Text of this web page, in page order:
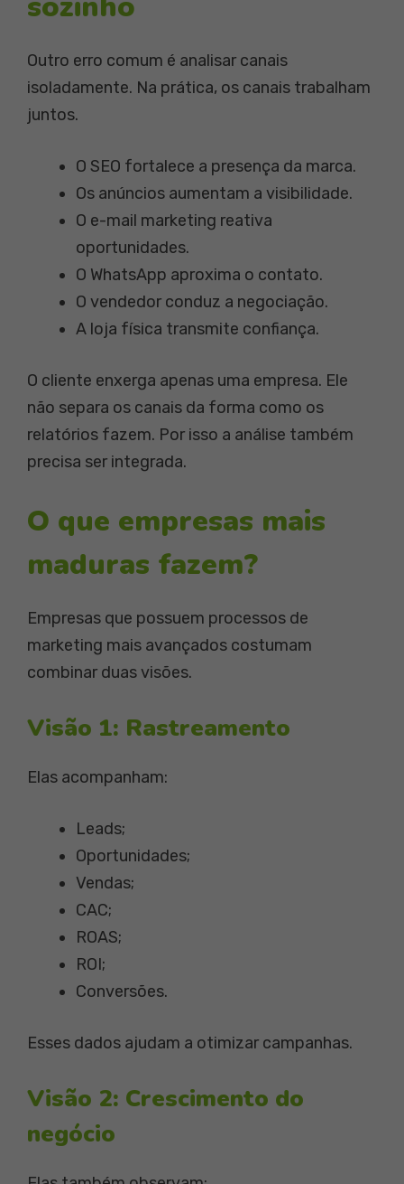
Outro erro comum é analisar canais
isoladamente. Na prática, os canais trabalham
juntos.
O SEO fortalece a presença da marca.
Os anúncios aumentam a visibilidade.
O e-mail marketing reativa
oportunidades.
O WhatsApp aproxima o contato.
O vendedor conduz a negociação.
A loja física transmite confiança.
O cliente enxerga apenas uma empresa. Ele
não separa os canais da forma como os
relatórios fazem. Por isso a análise também
precisa ser integrada.
O que empresas mais
maduras fazem?
Empresas que possuem processos de
marketing mais avançados costumam
combinar duas visões.
Visão 1: Rastreamento
Elas acompanham:
Leads;
Oportunidades;
Vendas;
CAC;
ROAS;
ROI;
Conversões.
Esses dados ajudam a otimizar campanhas.
Visão 2: Crescimento do
negócio